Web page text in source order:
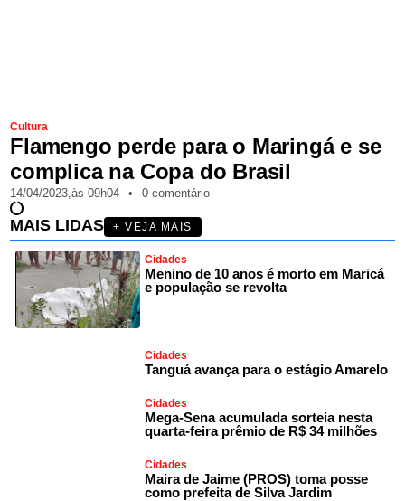
Cultura
Flamengo perde para o Maringá e se
complica na Copa do Brasil
14/04/2023,às 09h04 • 0 comentário
MAIS LIDAS + VEJA MAIS
Cidades
Menino de 10 anos é morto em Maricá
e população se revolta
Cidades
Tanguá avança para o estágio Amarelo
Cidades
Mega-Sena acumulada sorteia nesta
quarta-feira prêmio de R$ 34 milhões
Cidades
Maira de Jaime (PROS) toma posse
como prefeita de Silva Jardim